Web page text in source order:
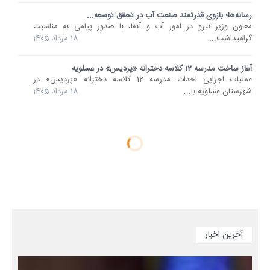
رسانه‌ها؛ بازوی قدرتمند صنعت آب در تحقق توسعه...
معاون وزیر نیرو در امور آب و آبفا، با صدور پیامی به مناسبت
گرامیداشت...
18 مرداد 1405
آغاز ساخت مدرسه 12 کلاسه دخترانه «پردیس» در عسلویه
عملیات اجرایی احداث مدرسه 12 کلاسه دخترانه «پردیس» در
شهرستان عسلویه با...
18 مرداد 1405
آخرین اخبار